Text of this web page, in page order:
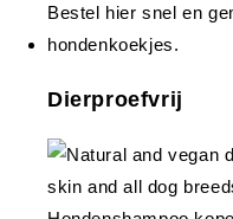
Dierproefvrij